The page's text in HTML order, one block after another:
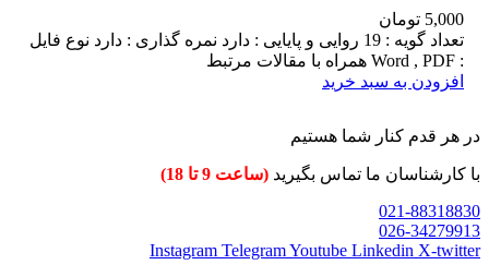
5,000 تومان
تعداد گویه : 19 روایی و پایایی : دارد نمره گذاری : دارد نوع فایل
: Word , PDF همراه با مقالات مرتبط
افزودن به سبد خرید
در هر قدم کنار شما هستیم
با کارشناسان ما تماس بگیرید (ساعت 9 تا 18)
021-88318830
026-34279913
Instagram TelegramYoutube Linkedin X-twitter